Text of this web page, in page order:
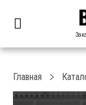
Главная